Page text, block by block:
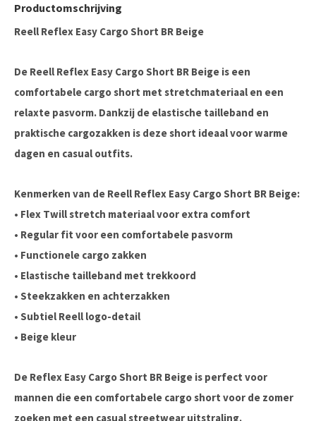
Productomschrijving
Reell Reflex Easy Cargo Short BR Beige
De Reell Reflex Easy Cargo Short BR Beige is een
comfortabele cargo short met stretchmateriaal en een
relaxte pasvorm. Dankzij de elastische tailleband en
praktische cargozakken is deze short ideaal voor warme
dagen en casual outfits.
Kenmerken van de Reell Reflex Easy Cargo Short BR Beige:
• Flex Twill stretch materiaalvoor extra comfort
• Regular fit voor een comfortabele pasvorm
• Functionele cargo zakken
• Elastische tailleband met trekkoord
• Steekzakken en achterzakken
• Subtiel Reell logo-detail
• Beige kleur
De Reflex Easy Cargo Short BR Beige is perfect voor
mannen die een comfortabele cargo short voor de zomer
zoeken met een casual streetwear uitstraling.